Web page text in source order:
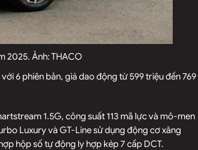
2025. Ảnh: THACO
6 phiên bản, giá dao động từ 599 triệu đến 769
1.5G, công suất 113 mã lực và mô-men
Luxury và GT-Line sử dụng động cơ xăng
hộp số tự động ly hợp kép 7 cấp DCT.